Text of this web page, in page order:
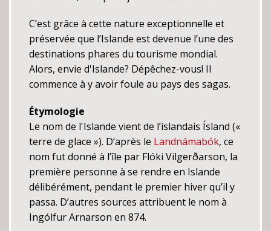
C’est grâce à cette nature exceptionnelle et
préservée que l’Islande est devenue l’une des
destinations phares du tourisme mondial.
Alors, envie d'Islande? Dépêchez-vous! Il
commence à y avoir foule au pays des sagas.
Étymologie
Le nom de l'Islande vient de l’islandais Ísland («
terre de glace »). D’après le Landnámabók, ce
nom fut donné à l’île par Flóki Vilgerðarson, la
première personne à se rendre en Islande
délibérément, pendant le premier hiver qu’il y
passa. D’autres sources attribuent le nom à
Ingólfur Arnarson en 874.